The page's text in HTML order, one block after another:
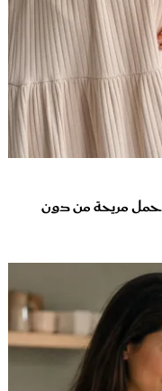
حمل مريحة من دون